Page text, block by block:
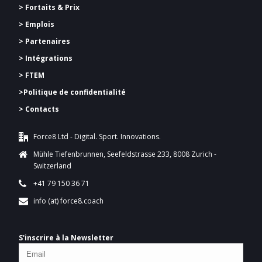
> Fortaits & Prix
> Emplois
> Partenaires
> Intégrations
> FTEM
>Politique de confidentialité
> Contacts
Force8 Ltd - Digital. Sport. Innovations.
Mühle Tiefenbrunnen, Seefeldstrasse 233, 8008 Zurich -
Switzerland
+41 79 150 36 71
info (at) force8.coach
S'inscrire à la Newsletter